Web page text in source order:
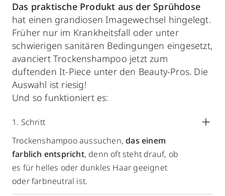
Das praktische Produkt aus der Sprühdose
hat einen grandiosen Imagewechsel hingelegt.
Früher nur im Krankheitsfall oder unter
schwierigen sanitären Bedingungen eingesetzt,
avanciert Trockenshampoo jetzt zum
duftenden It-Piece unter den Beauty-Pros. Die
Auswahl ist riesig!
Und so funktioniert es:
1. Schritt
Trockenshampoo aussuchen,das einem
farblich entspricht, denn oft steht drauf, ob
es für helles oder dunkles Haar geeignet
oder farbneutral ist.